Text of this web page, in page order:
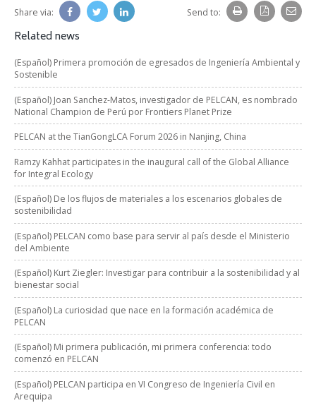
Share via: Send to:
Related news
(Español) Primera promoción de egresados de Ingeniería Ambiental y
Sostenible
(Español) Joan Sanchez-Matos, investigador de PELCAN, es nombrado
National Champion de Perú por Frontiers Planet Prize
PELCAN at the TianGongLCA Forum 2026 in Nanjing, China
Ramzy Kahhat participates in the inaugural call of the Global Alliance
for Integral Ecology
(Español) De los flujos de materiales a los escenarios globales de
sostenibilidad
(Español) PELCAN como base para servir al país desde el Ministerio
del Ambiente
(Español) Kurt Ziegler: Investigar para contribuir a la sostenibilidad y al
bienestar social
(Español) La curiosidad que nace en la formación académica de
PELCAN
(Español) Mi primera publicación, mi primera conferencia: todo
comenzó en PELCAN
(Español) PELCAN participa en VI Congreso de Ingeniería Civil en
Arequipa